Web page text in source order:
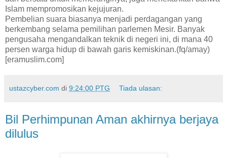
Islam mempromosikan kejujuran.
Pembelian suara biasanya menjadi perdagangan yang
berkembang selama pemilihan parlemen Mesir. Banyak
pengusaha mengandalkan teknik di negeri ini, di mana 40
persen warga hidup di bawah garis kemiskinan.(fq/amay)
[eramuslim.com]
ustazcyber.com di 9:24:00 PTG Tiada ulasan:
Bil Perhimpunan Aman akhirnya berjaya
dilulus